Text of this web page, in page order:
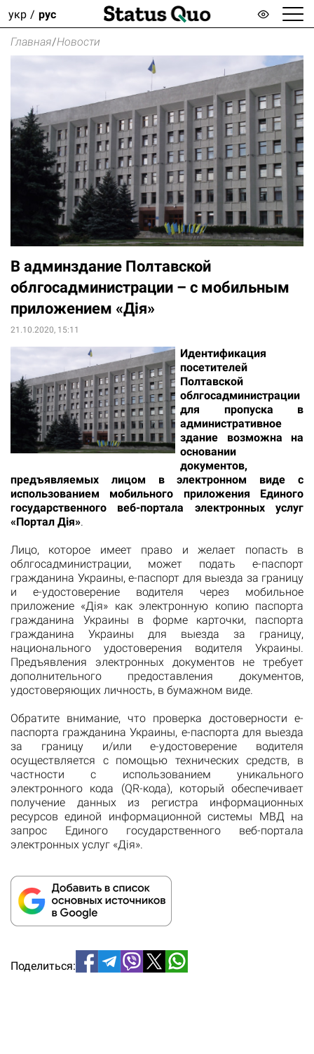
укр рус
Главная/Новости
В админздание Полтавской
облгосадминистрации – с мобильным
приложением «Дія»
21.10.2020, 15:11
Идентификация
посетителей
Полтавской
облгосадминистрации
для пропуска в
административное
здание возможна на
основании
документов,
предъявляемых лицом в электронном виде с
использованием мобильного приложения Единого
государственного веб-портала электронных услуг
«Портал Дія».
Лицо, которое имеет право и желает попасть в
облгосадминистрации, может подать е-паспорт
гражданина Украины, е-паспорт для выезда за границу
и е-удостоверение водителя через мобильное
приложение «Дія» как электронную копию паспорта
гражданина Украины в форме карточки, паспорта
гражданина Украины для выезда за границу,
национального удостоверения водителя Украины.
Предъявления электронных документов не требует
дополнительного предоставления документов,
удостоверяющих личность, в бумажном виде.
Обратите внимание, что проверка достоверности е-
паспорта гражданина Украины, е-паспорта для выезда
за границу и/или е-удостоверение водителя
осуществляется с помощью технических средств, в
частности с использованием уникального
электронного кода (QR-кода), который обеспечивает
получение данных из регистра информационных
ресурсов единой информационной системы МВД на
запрос Единого государственного веб-портала
электронных услуг «Дія».
Поделиться: